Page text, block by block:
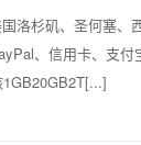
洛杉矶、圣何塞、
、信用卡、支